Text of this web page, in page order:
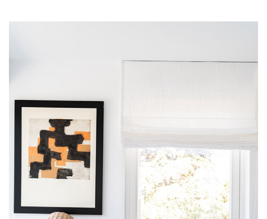
Expositions